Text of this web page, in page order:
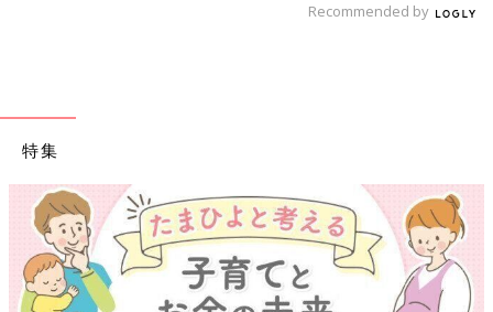
ただ、2歳7ヶ月の息子がどんどんアクティブになり、公園でダッ
ので、アクティブに動けるパンツスタイルが多くなりました。
（夏場は逆にすぐ水遊びできるようにスカートばかりでした）」
息子が大きくなり、小さめリュックもOKに。
Recommended by
特集